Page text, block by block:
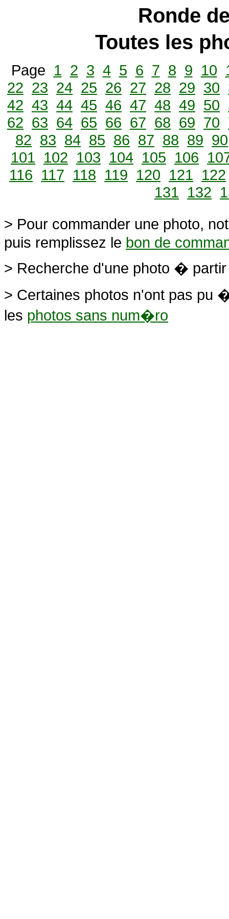
Ronde
Toutes les
Page 1 2 3 4 5 6 7 8 9 10
22 23 24 25 26 27 28 29 30
42 43 44 45 46 47 48 49 50
62 63 64 65 66 67 68 69 70
82 83 84 85 86 87 88 89 90
101 102 103 104 105 106
116 117 118 119 120 121 122
131 132
> Pour commander une photo,
puis remplissez le bon de
> Recherche d'une photo �
> Certaines photos n'ont pas
les photos sans num�ro